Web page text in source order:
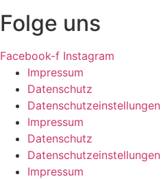
Folge uns
Facebook-f Instagram
Impressum
Datenschutz
Datenschutzeinstellungen
Impressum
Datenschutz
Datenschutzeinstellungen
Impressum